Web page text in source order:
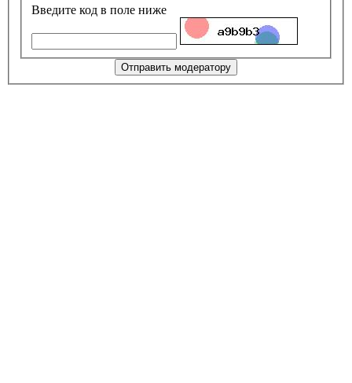
Введите код в поле ниже
Отправить модератору